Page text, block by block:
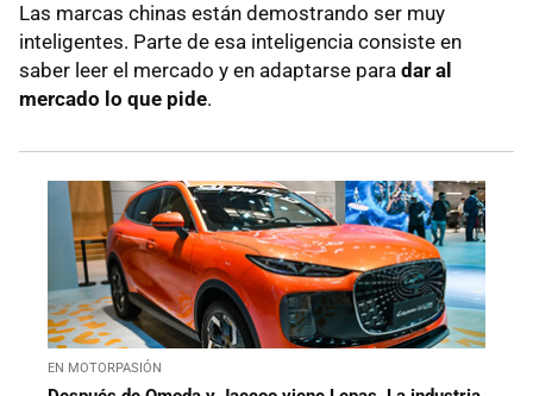
Las marcas chinas están demostrando ser muy
inteligentes. Parte de esa inteligencia consiste en
saber leer el mercado y en adaptarse para dar al
mercado lo que pide.
EN MOTORPASIÓN